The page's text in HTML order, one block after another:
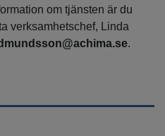
om tjänsten är du
verksamhetschef, Linda
.